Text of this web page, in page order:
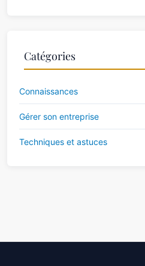
Catégories
Connaissances
Gérer son entreprise
Techniques et astuces